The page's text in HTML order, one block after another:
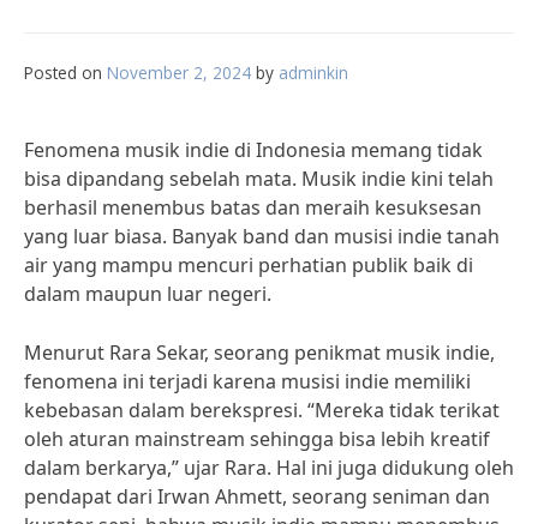
Posted on November 2, 2024 by adminkin
Fenomena musik indie di Indonesia memang tidak
bisa dipandang sebelah mata. Musik indie kini telah
berhasil menembus batas dan meraih kesuksesan
yang luar biasa. Banyak band dan musisi indie tanah
air yang mampu mencuri perhatian publik baik di
dalam maupun luar negeri.
Menurut Rara Sekar, seorang penikmat musik indie,
fenomena ini terjadi karena musisi indie memiliki
kebebasan dalam berekspresi. “Mereka tidak terikat
oleh aturan mainstream sehingga bisa lebih kreatif
dalam berkarya,” ujar Rara. Hal ini juga didukung oleh
pendapat dari Irwan Ahmett, seorang seniman dan